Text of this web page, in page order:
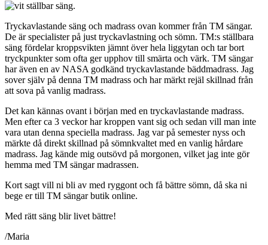
Tryckavlastande säng och madrass ovan kommer från TM sängar.
De är specialister på just tryckavlastning och sömn. TM:s ställbara
säng fördelar kroppsvikten jämnt över hela liggytan och tar bort
tryckpunkter som ofta ger upphov till smärta och värk. TM sängar
har även en av NASA godkänd tryckavlastande bäddmadrass. Jag
sover själv på denna TM madrass och har märkt rejäl skillnad från
att sova på vanlig madrass.
Det kan kännas ovant i början med en tryckavlastande madrass.
Men efter ca 3 veckor har kroppen vant sig och sedan vill man inte
vara utan denna speciella madrass. Jag var på semester nyss och
märkte då direkt skillnad på sömnkvaltet med en vanlig hårdare
madrass. Jag kände mig outsövd på morgonen, vilket jag inte gör
hemma med TM sängar madrassen.
Kort sagt vill ni bli av med ryggont och få bättre sömn, då ska ni
bege er till TM sängar butik online.
Med rätt säng blir livet bättre!
/Maria